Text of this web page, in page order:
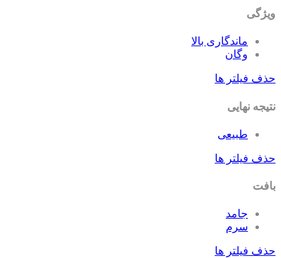
ویژگی
ماندگاری بالا
وگان
حذف فیلتر ها
نتیجه نهایی
طبیعی
حذف فیلتر ها
بافت
جامد
سرم
حذف فیلتر ها